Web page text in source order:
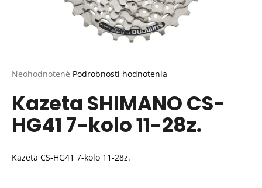
Priemerné
produktu
je
0,0
Neohodnotené Podrobnosti hodnotenia
Kazeta SHIMANO CS-
HG41 7-kolo 11-28z.
Kazeta CS-HG41 7-kolo 11-28z.